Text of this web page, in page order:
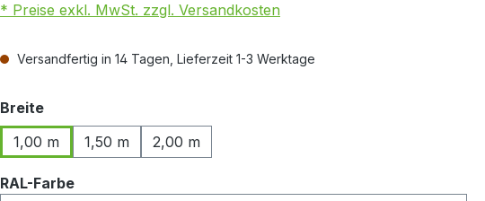
* Preise exkl. MwSt. zzgl. Versandkosten
Versandfertig in 14 Tagen, Lieferzeit 1-3 Werktage
Breiteauswählen
1,00 m
1,50 m 2,00 m
RAL-Farbeauswählen